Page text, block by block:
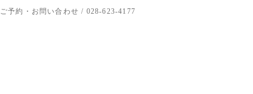
ご予約・お問い合わせ / 028-623-4177